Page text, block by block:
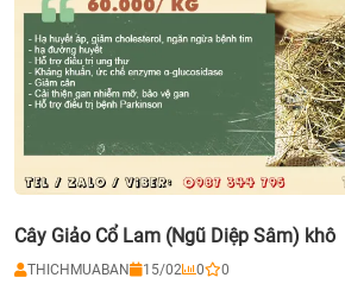
Cây Giảo Cổ Lam (Ngũ Diệp Sâm) khô
THICHMUABAN 15/02 0 0